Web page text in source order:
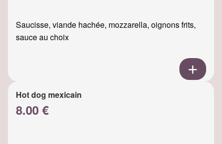
Saucisse, viande hachée, mozzarella, oignons frits,
sauce au choix
Hot dog mexicain
8.00 €